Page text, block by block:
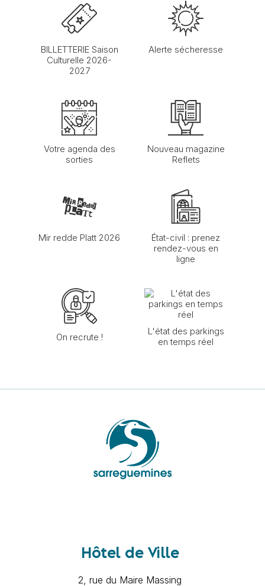
BILLETTERIE Saison
Culturelle 2026-
2027
Alerte sécheresse
Votre agenda des
sorties
Nouveau magazine
Reflets
Mir redde Platt 2026
État-civil : prenez
rendez-vous en
ligne
On recrute !
L'état des parkings
en temps réel
Hôtel de Ville
2, rue du Maire Massing